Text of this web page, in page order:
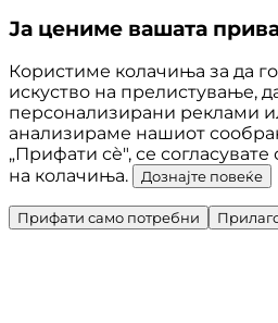
Ја цениме вашата
Користиме колачиња за да
искуство на прелистување,
персонализирани реклами
анализираме нашиот
„Прифати сè", се
на колачиња.
Дознајте повеќе
Прифати само потребни